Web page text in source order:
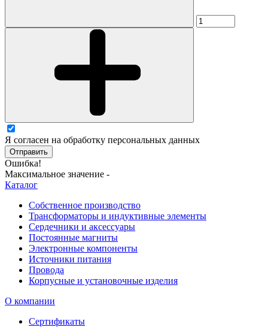
Я согласен на обработку персональных данных
Отправить
Ошибка!
Максимальное значение -
Каталог
Собственное производство
Трансформаторы и индуктивные элементы
Сердечники и аксессуары
Постоянные магниты
Электронные компоненты
Источники питания
Провода
Корпусные и установочные изделия
О компании
Сертификаты